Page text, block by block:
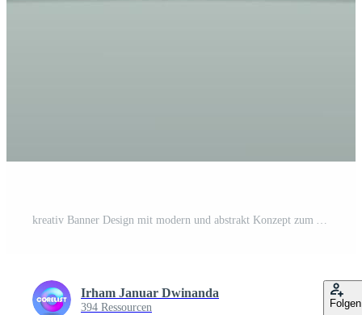
kreativ Banner Design mit modern und abstrakt Konzept zum Aktionen Pro Vektor
Irham Januar Dwinanda
394 Ressourcen Folgen